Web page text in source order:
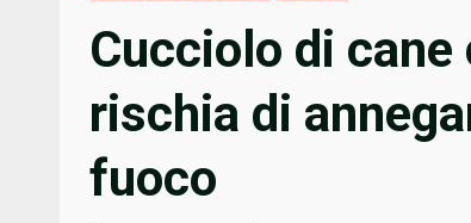
Cucciolo di
rischia di
fuoco